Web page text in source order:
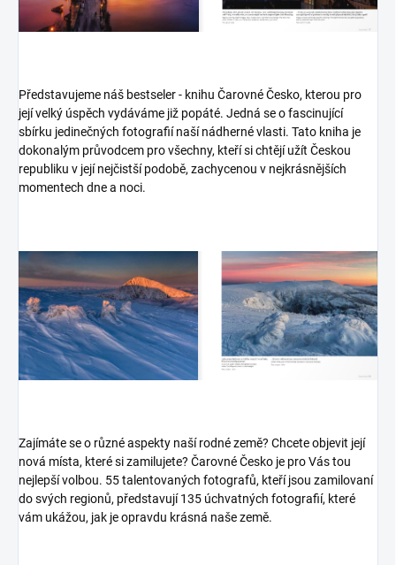
Představujeme náš bestseler - knihu Čarovné Česko, kterou pro
její velký úspěch vydáváme již popáté. Jedná se o fascinující
sbírku jedinečných fotografií naší nádherné vlasti. Tato kniha je
dokonalým průvodcem pro všechny, kteří si chtějí užít Českou
republiku v její nejčistší podobě, zachycenou v nejkrásnějších
momentech dne a noci.
Zajímáte se o různé aspekty naší rodné země? Chcete objevit její
nová místa, které si zamilujete? Čarovné Česko je pro Vás tou
nejlepší volbou. 55 talentovaných fotografů, kteří jsou zamilovaní
do svých regionů, představují 135 úchvatných fotografií, které
vám ukážou, jak je opravdu krásná naše země.